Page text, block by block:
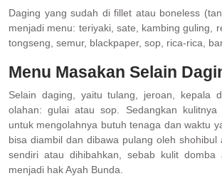
Daging yang sudah di fillet atau boneless
menjadi menu: teriyaki, sate, kambing guling,
tongseng, semur, blackpaper, sop, rica-rica,
Menu Masakan Selain
Selain daging, yaitu tulang, jeroan, kepala
olahan: gulai atau sop. Sedangkan
untuk mengolahnya butuh tenaga dan waktu
bisa diambil dan dibawa pulang oleh shohibul
sendiri atau dihibahkan, sebab kulit domba
menjadi hak Ayah Bunda.